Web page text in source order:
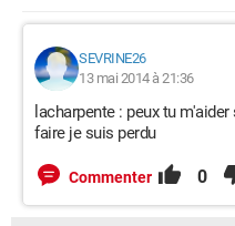
SEVRINE26
13 mai 2014 à 21:36
lacharpente : peux tu
faire je suis perdu
Commenter 0